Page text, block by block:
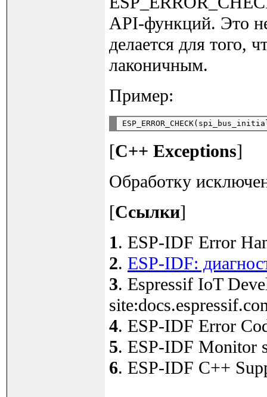
API-функций. Это
делается для того,
лаконичным.
Пример:
[C++ Exceptions]
Обработку
[Ссылки]
1. ESP-IDF Error
2. ESP-IDF:
3. Espressif IoT
4. ESP-IDF Error
5. ESP-IDF Monitor
6. ESP-IDF C++